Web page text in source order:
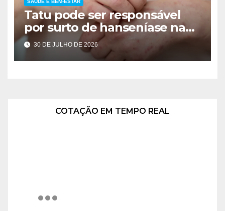
SAÚDE E BEM-ESTAR
Tatu pode ser responsável
por surto de hanseníase na
Flórida
30 DE JULHO DE 2026
COTAÇÃO EM TEMPO REAL